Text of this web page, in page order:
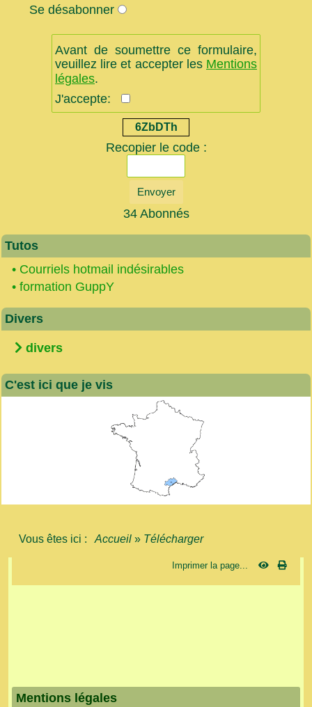
Se désabonner
Avant de soumettre ce formulaire,
veuillez lire et accepter les Mentions
légales.
J'accepte:
6ZbDTh
Recopier le code :
Envoyer
34 Abonnés
Tutos
• Courriels hotmail indésirables
• formation GuppY
Divers
divers
C'est ici que je vis
Vous êtes ici : Accueil » Télécharger
Imprimer la page...
Mentions légales